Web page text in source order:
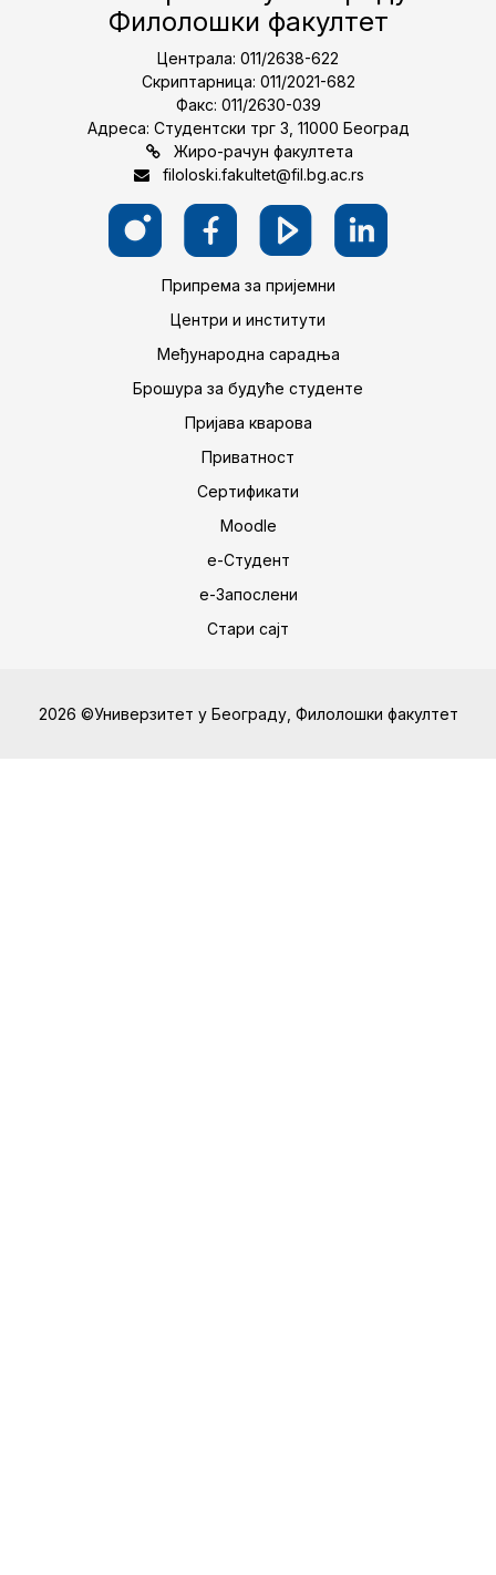
Филолошки факултет
Централа: 011/2638-622
Скриптарница: 011/2021-682
Факс: 011/2630-039
Адреса: Студентски трг 3, 11000 Београд
Жиро-рачун факултета
filoloski.fakultet@fil.bg.ac.rs
Припрема за пријемни
Центри и институти
Међународна сарадња
Брошура за будуће студенте
Пријава кварова
Приватност
Сертификати
Moodle
е-Студент
е-Запослени
Стари сајт
2026 ©Универзитет у Београду, Филолошки факултет